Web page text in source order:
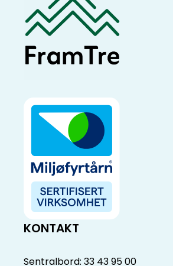
KONTAKT
Sentralbord: 33 43 95 00